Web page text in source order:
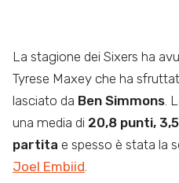
La stagione dei Sixers ha
Tyrese Maxey che ha
lasciato da Ben Simmons.
una media di 20,8 punti,
partita e spesso è stata la
Joel Embiid.